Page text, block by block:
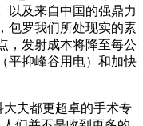
以及来自中国的强鼎力
包罗我们所处现实的素
，发射成本将降至每公
平抑峰谷用电）和加快
夫都更超卓的手术专